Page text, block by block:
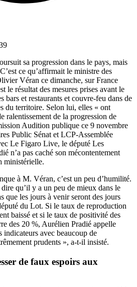
sa progression dans le pays, mais
ce qu’affirmait le ministre des
Véran ce dimanche, sur France
le résultat des mesures prises avant le
bars et restaurants et couvre-feu dans de
du territoire. Selon lui, elles « ont
ralentissement de la progression de
Audition publique ce 9 novembre
Public Sénat et LCP-Assemblée
Le Figaro Live, le député Les
n’a pas caché son mécontentement
ministérielle.
à M. Véran, c’est un peu d’humilité.
qu’il y a un peu de mieux dans le
que les jours à venir seront des jours
du Lot. Si le taux de reproduction
baissé et si le taux de positivité des
des 20 %, Aurélien Pradié appelle
indicateurs avec beaucoup de
prudents », a-t-il insisté.
de faux espoirs aux